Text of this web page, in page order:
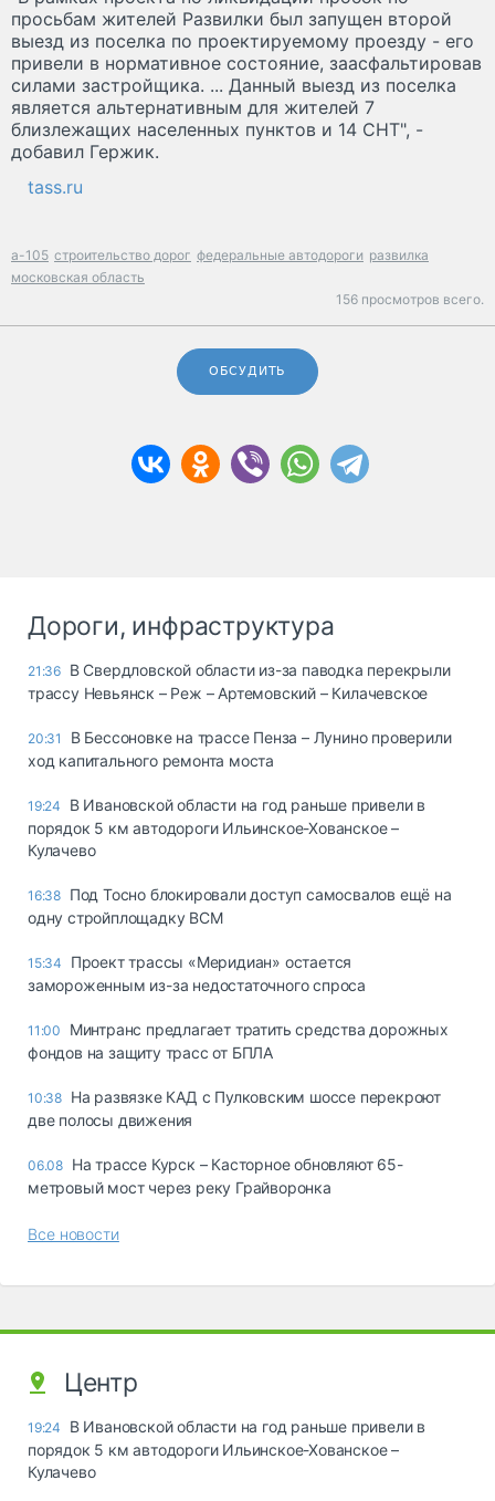
просьбам жителей Развилки был запущен второй
выезд из поселка по проектируемому проезду - его
привели в нормативное состояние, заасфальтировав
силами застройщика. ... Данный выезд из поселка
является альтернативным для жителей 7
близлежащих населенных пунктов и 14 СНТ", -
добавил Гержик.
tass.ru
а-105 строительство дорог федеральные автодороги развилка
московская область
156 просмотров всего.
ОБСУДИТЬ
Дороги, инфраструктура
21:36 В Свердловской области из-за паводка перекрыли
трассу Невьянск – Реж – Артемовский – Килачевское
20:31
В Бессоновке на трассе Пенза – Лунино проверили
ход капитального ремонта моста
19:24
В Ивановской области на год раньше привели в
порядок 5 км автодороги Ильинское-Хованское –
Кулачево
16:38 Под Тосно блокировали доступ самосвалов ещё на
одну стройплощадку ВСМ
15:34
Проект трассы «Меридиан» остается
замороженным из-за недостаточного спроса
11:00
Минтранс предлагает тратить средства дорожных
фондов на защиту трасс от БПЛА
10:38 На развязке КАД с Пулковским шоссе перекроют
две полосы движения
06.08 На трассе Курск – Касторное обновляют 65-
метровый мост через реку Грайворонка
Все новости
Центр
19:24
В Ивановской области на год раньше привели в
порядок 5 км автодороги Ильинское-Хованское –
Кулачево